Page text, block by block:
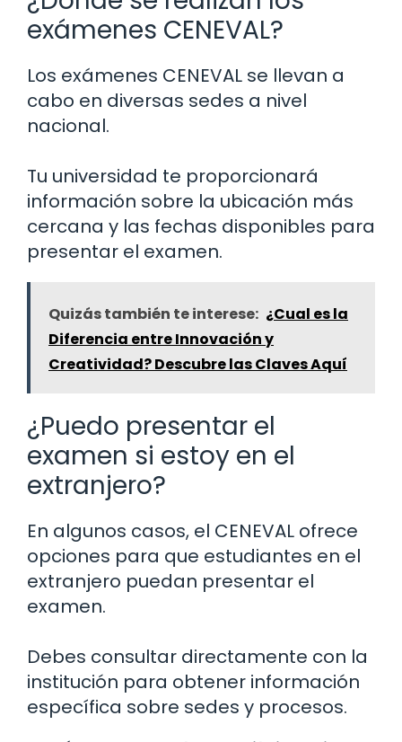
exámenes CENEVAL?
Los exámenes CENEVAL se llevan a
cabo en diversas sedes a nivel
nacional.
Tu universidad te proporcionará
información sobre la ubicación más
cercana y las fechas disponibles para
presentar el examen.
Quizás también te interese: ¿Cual es la
Diferencia entre Innovación y
Creatividad? Descubre las Claves Aquí
¿Puedo presentar el
examen si estoy en el
extranjero?
En algunos casos, el CENEVAL ofrece
opciones para que estudiantes en el
extranjero puedan presentar el
examen.
Debes consultar directamente con la
institución para obtener información
específica sobre sedes y procesos.